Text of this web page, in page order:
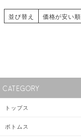
並び替え 価格が安い順
CATEGORY
トップス
ボトムス